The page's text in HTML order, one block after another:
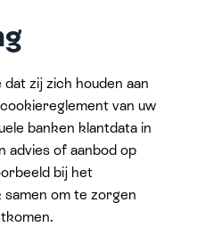
zij zich houden aan
van uw
banken klantdata in
of aanbod op
bij het
om te zorgen